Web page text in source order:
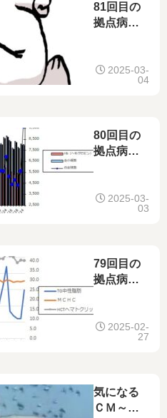
81回目の
拠点病院
医師その2
2025-03-
04
80回目の
拠点病院
診～2025-03-
03
79回目の
拠点病院
2025-02-
27
気になる
ＣＭ～ロ